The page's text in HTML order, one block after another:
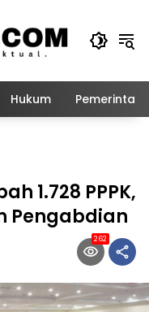
Hukum
1.728 PPPK,
Pengabdian
262